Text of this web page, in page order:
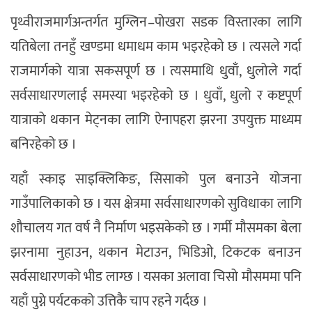
पृथ्वीराजमार्गअन्तर्गत मुग्लिन–पोखरा सडक विस्तारका लागि
यतिबेला तनहुँ खण्डमा धमाधम काम भइरहेको छ । त्यसले गर्दा
राजमार्गको यात्रा सकसपूर्ण छ । त्यसमाथि धुवाँ, धुलोले गर्दा
सर्वसाधारणलाई समस्या भइरहेको छ । धुवाँ, धुलो र कष्टपूर्ण
यात्राको थकान मेट्नका लागि ऐनापहरा झरना उपयुक्त माध्यम
बनिरहेको छ ।
यहाँ स्काइ साइक्लिकिङ, सिसाको पुल बनाउने योजना
गाउँपालिकाको छ । यस क्षेत्रमा सर्वसाधारणको सुविधाका लागि
शौचालय गत वर्ष नै निर्माण भइसकेको छ । गर्मी मौसमका बेला
झरनामा नुहाउन, थकान मेटाउन, भिडिओ, टिकटक बनाउन
सर्वसाधारणको भीड लाग्छ । यसका अलावा चिसो मौसममा पनि
यहाँ पुग्ने पर्यटकको उत्तिकै चाप रहने गर्दछ ।